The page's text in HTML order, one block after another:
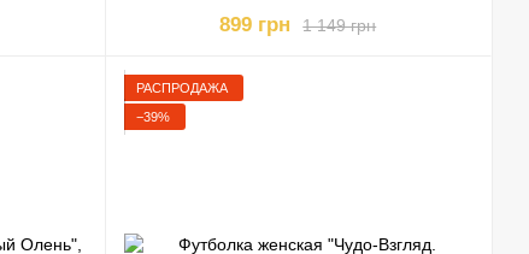
1 149 грн
899 грн
РАСПРОДАЖА
−39%